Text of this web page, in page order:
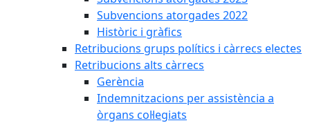
Subvencions atorgades 2022
Històric i gràfics
Retribucions grups polítics i càrrecs electes
Retribucions alts càrrecs
Gerència
Indemnitzacions per assistència a
òrgans col·legiats